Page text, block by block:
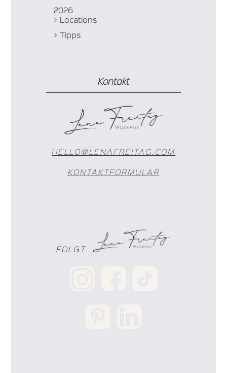
2026
Locations
Tipps
Kontakt
HELLO@LENAFREITAG.COM
KONTAKTFORMULAR
FOLGT